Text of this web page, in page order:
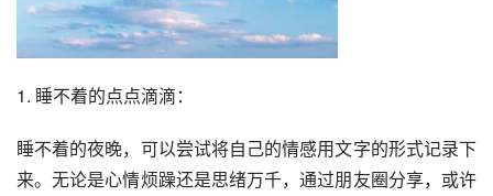
1. 睡不着的点点滴滴：
睡不着的夜晚，可以尝试将自己的情感用文字的形式记录下
来。无论是心情烦躁还是思绪万千，通过朋友圈分享，或许